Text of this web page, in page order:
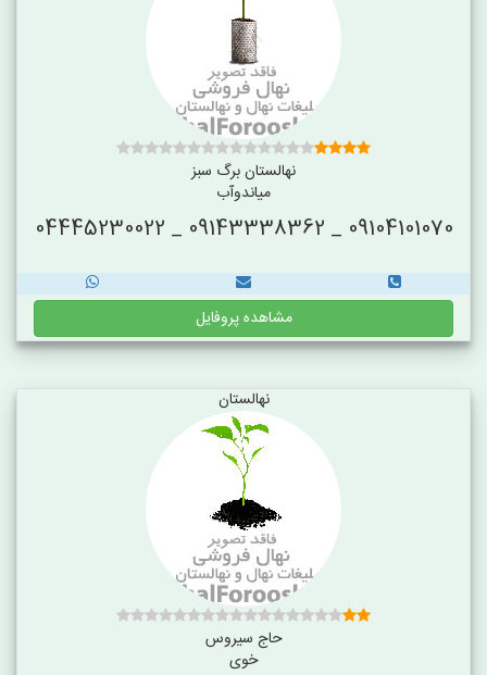
نهالستان برگ سبز
میاندوآب
09104101070 _ 09143338362 _ 04445230022
مشاهده پروفایل
نهالستان
حاج سیروس
خوی